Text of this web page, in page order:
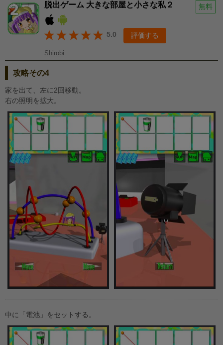
脱出ゲーム 大きな部屋と小さな私２ 無料
5.0 評価する
Shirobi
攻略その4
家を出て、左に2回移動。
右の照明を拡大。
中に「電池」をセットする。